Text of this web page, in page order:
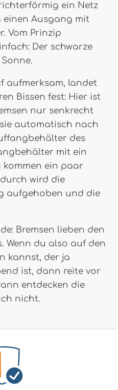
ein Netz
einen Ausgang mit
Vom Prinzip
Der schwarze
aufmerksam, landet
Bissen fest: Hier ist
nur senkrecht
automatisch nach
des
mit ein
kommen ein paar
wird die
aufgehoben und die
Bremsen lieben den
Wenn du also auf den
kannst, der ja
ist, dann reite vor
entdecken die
nicht.